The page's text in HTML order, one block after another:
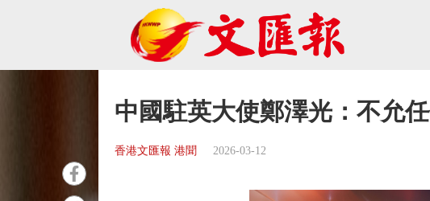
中國駐英大使鄭澤光：不允
香港文匯報 港聞 2026-03-12